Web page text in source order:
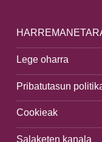
Lege oharra
Pribatutasun
Cookieak
Salaketen kanala